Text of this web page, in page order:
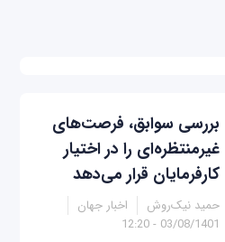
بررسی سوابق، فرصت‌های
غیرمنتظره‌ای را در اختیار
کارفرمایان قرار می‌دهد
حمید نیک‌روش
اخبار جهان
03/08/1401 - 12:20